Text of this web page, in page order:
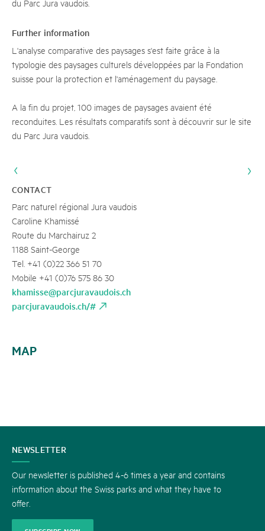
du Parc Jura vaudois.
Further information
L'analyse comparative des paysages s'est faite grâce à la
typologie des paysages culturels développées par la Fondation
suisse pour la protection et l'aménagement du paysage.
A la fin du projet, 100 images de paysages avaient été
reconduites. Les résultats comparatifs sont à découvrir sur le site
du Parc Jura vaudois.
CONTACT
Parc naturel régional Jura vaudois
Caroline Khamissé
Route du Marchairuz 2
1188 Saint-George
Tel. +41 (0)22 366 51 70
Mobile +41 (0)76 575 86 30
khamisse@parcjuravaudois.ch
parcjuravaudois.ch/#
MAP
CONTACT
US
NEWSLETTER
Our newsletter is published 4-6 times a year and contains
information about the Swiss parks and what they have to
offer.